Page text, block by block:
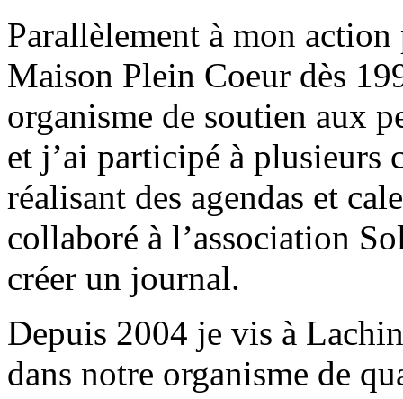
Parallèlement à mon
Maison Plein Coeur dès
organisme de soutien aux
et j’ai participé à plusieurs
réalisant des agendas et
collaboré à l’association
créer un journal.
Depuis 2004 je vis à
dans notre organisme de